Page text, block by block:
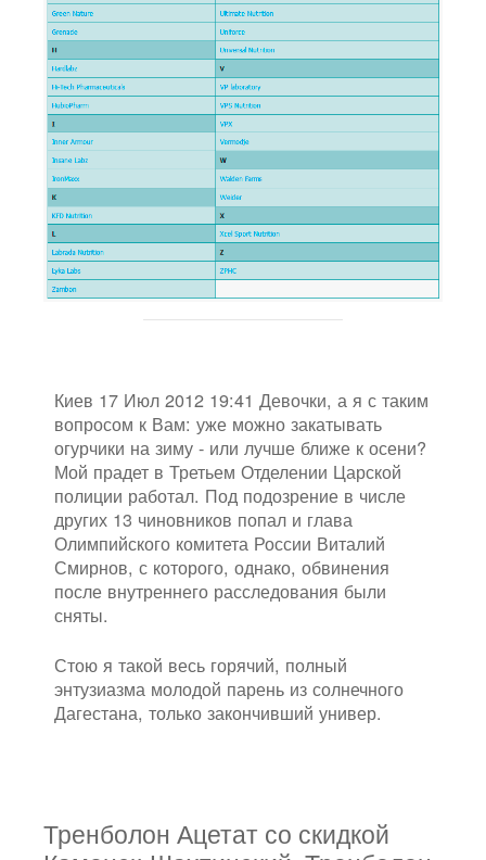
Киев 17 Июл 2012 19:41 Девочки, а я с таким
вопросом к Вам: уже можно закатывать
огурчики на зиму - или лучше ближе к осени?
Мой прадет в Третьем Отделении Царской
полиции работал. Под подозрение в числе
других 13 чиновников попал и глава
Олимпийского комитета России Виталий
Смирнов, с которого, однако, обвинения
после внутреннего расследования были
сняты.
Стою я такой весь горячий, полный
энтузиазма молодой парень из солнечного
Дагестана, только закончивший универ.
Тренболон Ацетат со скидкой